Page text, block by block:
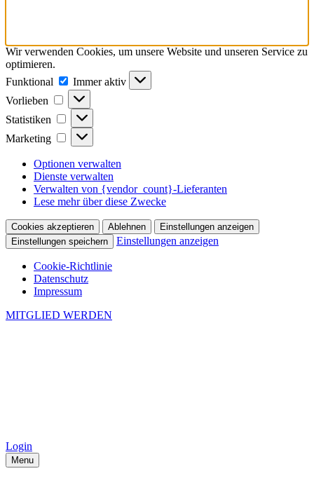
Wir verwenden Cookies, um unsere Website und unseren Service zu
optimieren.
Funktional
Funktional
Immer aktiv
Vorlieben
Vorlieben
Statistiken Statistiken
Marketing Marketing
Optionen verwalten
Dienste verwalten
Verwalten von {vendor_count}-Lieferanten
Lese mehr über diese Zwecke
Cookies akzeptieren Ablehnen
Einstellungen anzeigen
Einstellungen speichern
Einstellungen anzeigen
Cookie-Richtlinie
Datenschutz
Impressum
MITGLIED WERDEN
Login
Menu